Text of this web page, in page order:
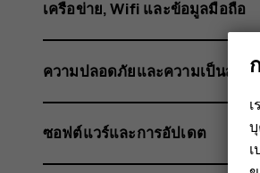
HMD
ของ
เครือข่าย, Wifi และข้อมูลมือถือ
ความปลอดภัยและความเป็นส่วน
ซอฟต์แวร์และการอัปเดต